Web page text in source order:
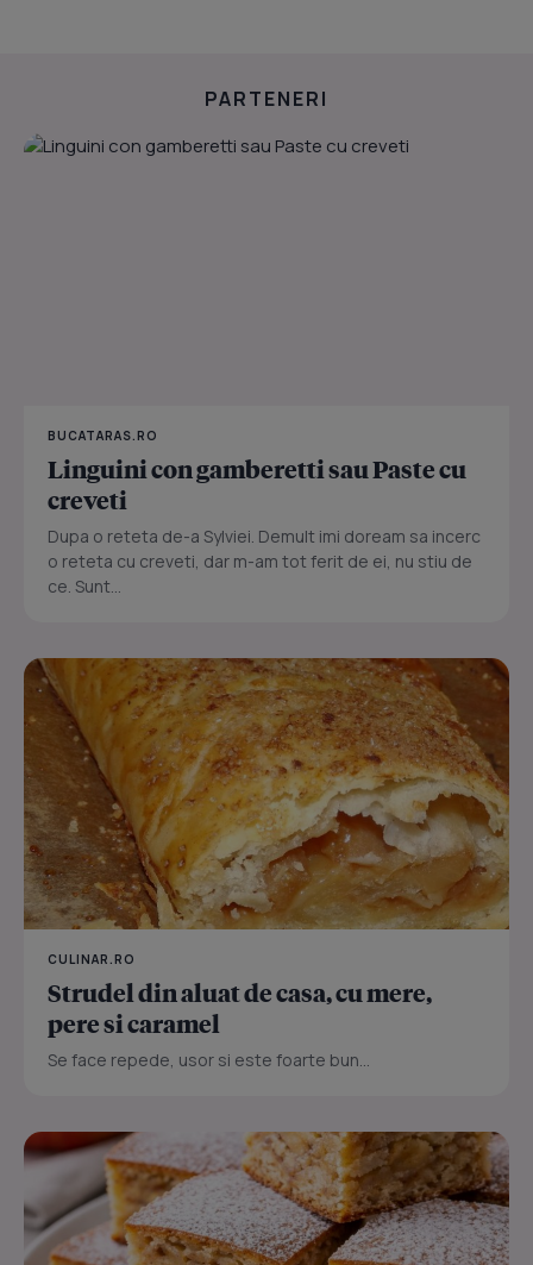
PARTENERI
BUCATARAS.RO
Linguini con gamberetti sau Paste cu
creveti
Dupa o reteta de-a Sylviei. Demult imi doream sa incerc
o reteta cu creveti, dar m-am tot ferit de ei, nu stiu de
ce. Sunt...
CULINAR.RO
Strudel din aluat de casa, cu mere,
pere si caramel
Se face repede, usor si este foarte bun...